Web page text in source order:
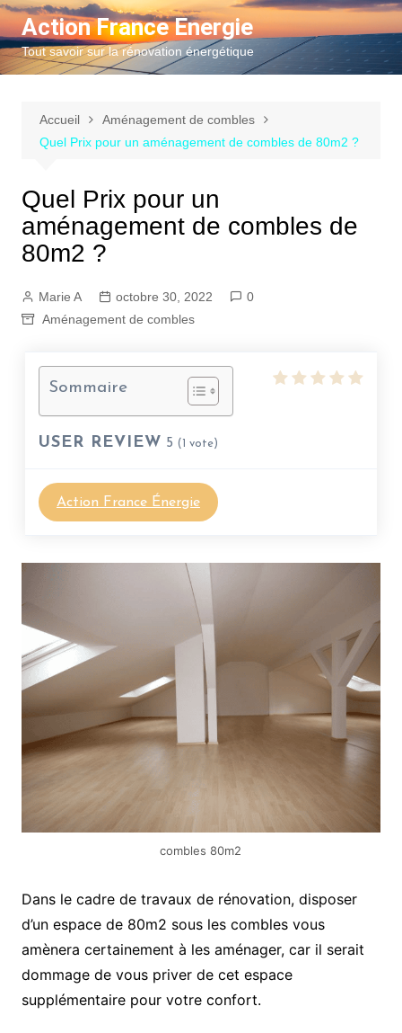
Aller
au
contenu
Action France Energie
Tout savoir sur la rénovation énergétique
Accueil
Aménagement de combles
Quel Prix pour un aménagement de combles de 80m2 ?
Quel Prix pour un
aménagement de combles de
80m2 ?
Marie A octobre 30, 2022
0
Aménagement de combles
Sommaire
USER REVIEW 5 ( 1 vote)
Action France Énergie
combles 80m2
Dans le cadre de travaux de rénovation, disposer
d’un espace de 80m2 sous les combles vous
amènera certainement à les aménager, car il serait
dommage de vous priver de cet espace
supplémentaire pour votre confort.